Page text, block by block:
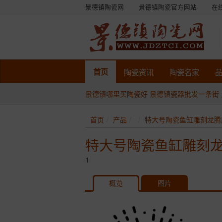
景德镇陶瓷网 景德镇陶瓷官方网站 在
首页 陶瓷资讯 陶瓷名家
景德镇哪里买陶瓷好 景德镇瓷器批发一条街
首页 产品 特大号陶瓷鱼缸雕刻龙
特大号陶瓷鱼缸雕刻
1
概览 图片